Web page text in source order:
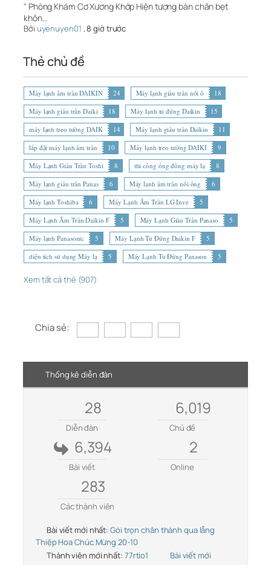
" Phòng Khám Cơ Xương Khớp Hiện tượng bàn chân bẹt
khôn…
Bởi uyenuyen01 ,8 giờ trước
Thẻ chủ đề
Máy lạnh âm trần DAIKIN 24 Máy lạnh giấu trần nối ố
18
Máy lạnh giấu trần Daiki
18 Máy lạnh tủ đứng Daikin
15
máy lạnh treo tường DAIK
14 Máy lạnh giấu trần Daikin
11
lắp đặt máy lạnh âm trần
10 Máy lạnh treo tường DAIKI
9
Máy Lạnh Giấu Trần Toshi
8 thi công ống đồng máy lạ
8
Máy lạnh giấu trần Panas
6 Máy lạnh âm trần nối ống
6
Máy lạnh Toshiba
6 Máy Lạnh Âm Trần LG Inve
5
Máy Lạnh Âm Trần Daikin F
5 Máy Lạnh Giấu Trần Panaso
5
Máy lạnh Panasonic
5 Máy Lạnh Tủ Đứng Daikin F
5
diện tích sử dụng Máy lạ
5 Máy Lạnh Tủ Đứng Panason 5
Xem tất cả thẻ (907)
Chia sẻ:
Thống kê diễn đàn
28
Diễn đàn
6,019
Chủ đề
6,394
Bài viết
2
Online
283
Các thành viên
Bài viết mới nhất: Gói trọn chân thành qua lẵng
Thiệp Hoa Chúc Mừng 20-10
Thành viên mới nhất: 77rtio1
Bài viết mới